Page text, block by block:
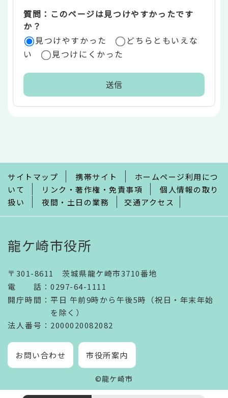
質問：このページは見つけやすかったです
か？
見つけやすかった
どちらともいえな
い
見つけにくかった
で
サイトマップ 携帯サイト
ホームページ利用につ
いて
リンク・著作権・免責事項
個人情報の取り
扱い
夜間・土日の業務 交通アクセス
龍ケ崎市役所
〒301-8611 茨城県龍ケ崎市3710番地
電話 ： 0297-64-1111
開庁時間 ： 平日 午前9時から午後5時（祝日・年末年始
を除く）
法人番号 ：2000020082082
お問い合わせ 市役所案内
©龍ケ崎市